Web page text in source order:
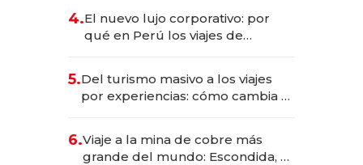
Fénix
4.El nuevo lujo corporativo: por
qué en Perú los viajes de
transformadoras
5.Del turismo masivo a los viajes
por experiencias: cómo cambia el
6.Viaje a la mina de cobre más
grande del mundo: Escondida, el